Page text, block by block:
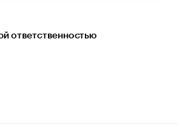
ответственностью